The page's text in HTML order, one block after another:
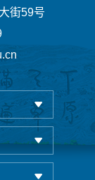
街59号